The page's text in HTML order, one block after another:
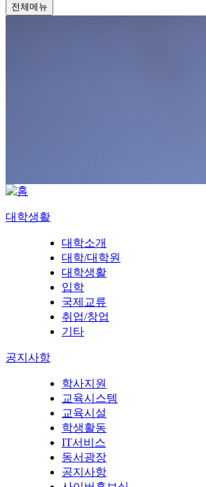
전체메뉴
대학생활
대학소개
대학/대학원
대학생활
입학
국제교류
취업/창업
기타
공지사항
학사지원
교육시스템
교육시설
학생활동
IT서비스
동서광장
공지사항